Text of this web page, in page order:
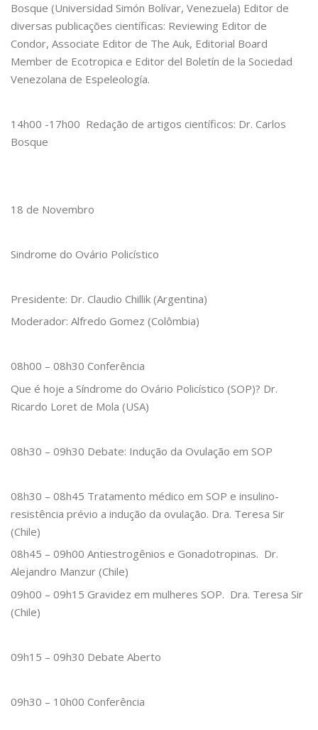
Bosque (Universidad Simón Bolívar, Venezuela) Editor de
diversas publicações científicas: Reviewing Editor de
Condor, Associate Editor de The Auk, Editorial Board
Member de Ecotropica e Editor del Boletín de la Sociedad
Venezolana de Espeleología.
14h00 -17h00 Redação de artigos científicos: Dr. Carlos
Bosque
18 de Novembro
Sindrome do Ovário Policístico
Presidente: Dr. Claudio Chillik (Argentina)
Moderador: Alfredo Gomez (Colômbia)
08h00 – 08h30 Conferência
Que é hoje a Síndrome do Ovário Policístico (SOP)? Dr.
Ricardo Loret de Mola (USA)
08h30 – 09h30 Debate: Indução da Ovulação em SOP
08h30 – 08h45 Tratamento médico em SOP e insulino-
resistência prévio a indução da ovulação. Dra. Teresa Sir
(Chile)
08h45 – 09h00 Antiestrogênios e Gonadotropinas. Dr.
Alejandro Manzur (Chile)
09h00 – 09h15 Gravidez em mulheres SOP. Dra. Teresa Sir
(Chile)
09h15 – 09h30 Debate Aberto
09h30 – 10h00 Conferência